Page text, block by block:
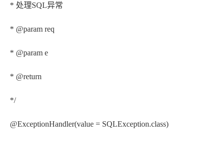
* 处理SQL异常
* @param req
* @param e
* @return
*/
@ExceptionHandler(value = SQLException.class)